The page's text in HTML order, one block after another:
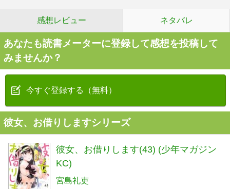
感想レビュー ネタバレ
あなたも読書メーターに登録して感想を投稿して
みませんか？
今すぐ登録する（無料）
彼女、お借りしますシリーズ
彼女、お借りします(43) (少年マガジン
KC)
宮島礼吏